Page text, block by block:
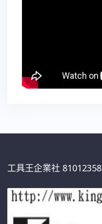
工具王企業社 81012358